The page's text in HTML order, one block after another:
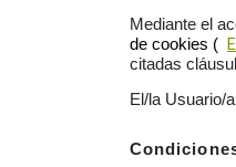
Mediante el
de cookies (
citadas
El/la Usuario/